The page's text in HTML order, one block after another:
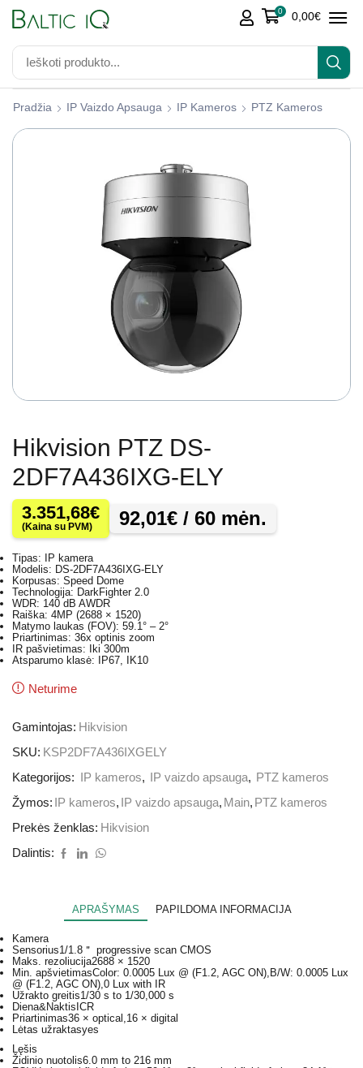
0 0,00€
Pradžia IP Vaizdo Apsauga IP Kameros PTZ Kameros
Hikvision PTZ DS-
2DF7A436IXG-ELY
3.351,68€
(Kaina su PVM) 92,01€ / 60 mėn.
Tipas: IP kamera
Modelis: DS-2DF7A436IXG-ELY
Korpusas: Speed Dome
Technologija: DarkFighter 2.0
WDR: 140 dB AWDR
Raiška: 4MP (2688 × 1520)
Matymo laukas (FOV): 59.1° – 2°
Priartinimas: 36x optinis zoom
IR pašvietimas: Iki 300m
Atsparumo klasė: IP67, IK10
Neturime
Gamintojas: Hikvision
SKU: KSP2DF7A436IXGELY
Kategorijos:
IP kameros, IP vaizdo apsauga, PTZ kameros
Žymos: IP kameros, IP vaizdo apsauga, Main, PTZ kameros
Prekės ženklas: Hikvision
Dalintis:
APRAŠYMAS PAPILDOMA INFORMACIJA
Kamera
Sensorius1/1.8＂ progressive scan CMOS
Maks. rezoliucija2688 × 1520
Min. apšvietimasColor: 0.0005 Lux @ (F1.2, AGC ON),B/W: 0.0005 Lux
@ (F1.2, AGC ON),0 Lux with IR
Užrakto greitis1/30 s to 1/30,000 s
Diena&Naktis ICR
Priartinimas36 × optical,16 × digital
Lėtas užraktasyes
Lęšis
Židinio nuotolis6.0 mm to 216 mm